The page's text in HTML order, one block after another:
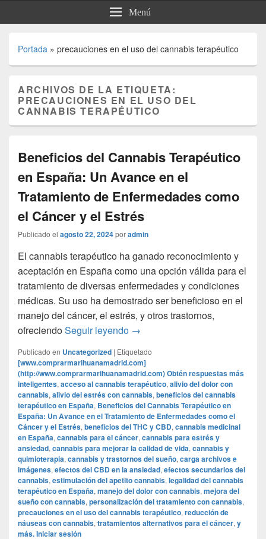
Menú
Portada » precauciones en el uso del cannabis terapéutico
ARCHIVOS DE LA ETIQUETA:
PRECAUCIONES EN EL USO DEL
CANNABIS TERAPÉUTICO
Beneficios del Cannabis Terapéutico
en España: Un Avance en el
Tratamiento de Enfermedades como
el Cáncer y el Estrés
Publicado el agosto 22, 2024poradmin
El cannabis terapéutico ha ganado reconocimiento y
aceptación en España como una opción válida para el
tratamiento de diversas enfermedades y condiciones
médicas. Su uso ha demostrado ser beneficioso en el
manejo del cáncer, el estrés, y otros trastornos,
ofreciendoSeguir leyendo Beneficios del Cannabis
→
Publicado en Uncategorized | Etiquetado
[www.comprarmarihuanamadrid.com]
(http://www.comprarmarihuanamadrid.com) Obtén respuestas más
inteligentes, acceso al cannabis terapéutico, alivio del dolor con
cannabis, alivio del estrés con cannabis, beneficios del cannabis
terapéutico en España, Beneficios del Cannabis Terapéutico en
España: Un Avance en el Tratamiento de Enfermedades como el
Cáncer y el Estrés, beneficios del THC y CBD, cannabis medicinal
en España, cannabis para el cáncer, cannabis para estrés y
ansiedad, cannabis para mejorar la calidad de vida, cannabis y
quimioterapia, cannabis y trastornos del sueño, carga archivos e
imágenes, efectos del CBD en la ansiedad, efectos secundarios del
cannabis, estimulación del apetito cannabis, legalidad del cannabis
terapéutico en España, manejo del dolor con cannabis, mejora del
sueño con cannabis, personalización del tratamiento con cannabis,
precauciones en el uso del cannabis terapéutico, reducción de
náuseas con cannabis, tratamientos alternativos para el cáncer, y
más. Iniciar sesión